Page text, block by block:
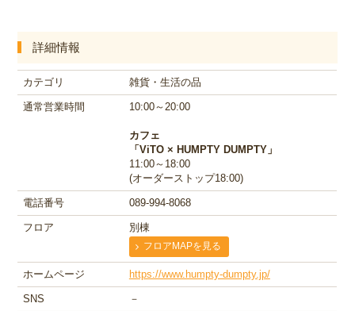
詳細情報
カテゴリ 雑貨・生活の品
通常営業時間 10:00～20:00
カフェ
「ViTO × HUMPTY DUMPTY」
11:00～18:00
(オーダーストップ18:00)
電話番号 089-994-8068
フロア 別棟
フロアMAPを見る
ホームページ https://www.humpty-dumpty.jp/
SNS －